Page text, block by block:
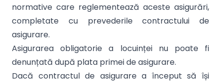
normative care reglementează aceste asigurări,
completate cu prevederile contractului de
asigurare.
Asigurarea obligatorie a locuinței nu poate fi
denunțată după plata primei de asigurare.
Dacă contractul de asigurare a început să își